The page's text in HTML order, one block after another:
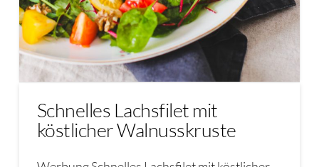
Schnelles Lachsfilet mit
köstlicher Walnusskruste